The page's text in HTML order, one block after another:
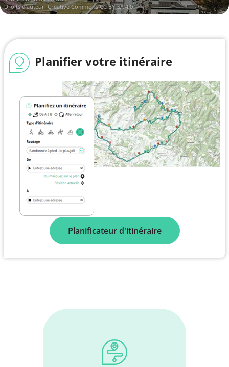
Droits d'auteur:Creative Commons CC BY-SA 4.0
Planifier votre itinéraire
Planificateur d'itinéraire